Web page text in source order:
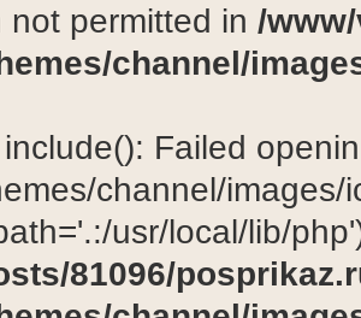
not permitted in /
channel/
Failed
channel/images/
usr/local/lib/
81096/